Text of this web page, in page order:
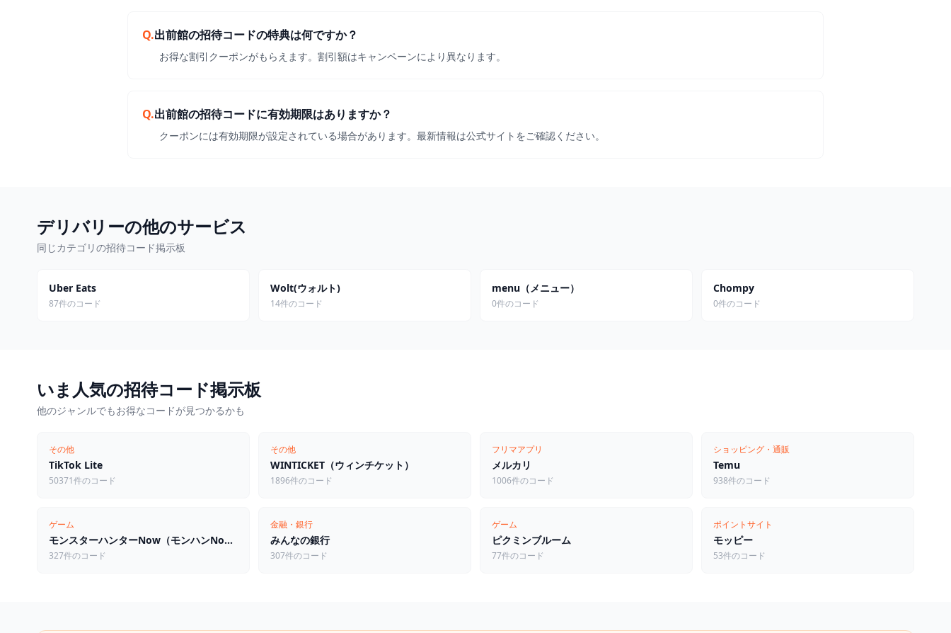
Q.出前館の招待コードの特典は何ですか？
お得な割引クーポンがもらえます。割引額はキャンペーンにより異なります。
Q.出前館の招待コードに有効期限はありますか？
クーポンには有効期限が設定されている場合があります。最新情報は公式サイトをご確認ください。
デリバリーの他のサービス
同じカテゴリの招待コード掲示板
Uber Eats
87件のコード
Wolt(ウォルト)
14件のコード
menu（メニュー）
0件のコード
Chompy
0件のコード
いま人気の招待コード掲示板
他のジャンルでもお得なコードが見つかるかも
その他
TikTok Lite
50371件のコード
その他
WINTICKET（ウィンチケット）
1896件のコード
フリマアプリ
メルカリ
1006件のコード
ショッピング・通販
Temu
938件のコード
ゲーム
モンスターハンターNow（モンハンNow）
327件のコード
金融・銀行
みんなの銀行
307件のコード
ゲーム
ピクミンブルーム
77件のコード
ポイントサイト
モッピー
53件のコード